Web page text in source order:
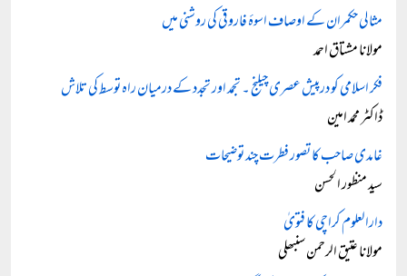
مثالی حکمران کے اوصاف اسوۂ فاروقی کی روشنی میں
مولانا مشتاق احمد
فکر اسلامی کو درپیش عصری چیلنج ۔ تجمد اور تجدد کے درمیان راہ توسط کی تلاش
ڈاکٹر محمد امین
غامدی صاحب کا تصور فطرت چند توضیحات
سید منظور الحسن
دارالعلوم کراچی کا فتویٰ
مولانا عتیق الرحمن سنبھلی